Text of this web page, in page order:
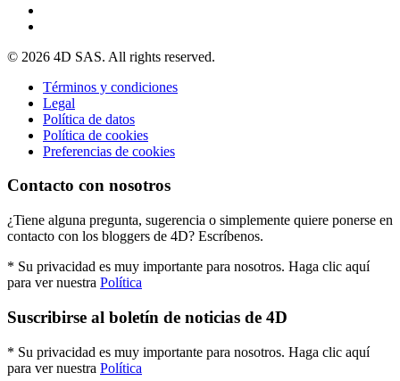
© 2026 4D SAS. All rights reserved.
Términos y condiciones
Legal
Política de datos
Política de cookies
Preferencias de cookies
Contacto con nosotros
¿Tiene alguna pregunta, sugerencia o simplemente quiere ponerse en
contacto con los bloggers de 4D? Escríbenos.
* Su privacidad es muy importante para nosotros. Haga clic aquí
para ver nuestra Política
Suscribirse al boletín de noticias de 4D
* Su privacidad es muy importante para nosotros. Haga clic aquí
para ver nuestra Política